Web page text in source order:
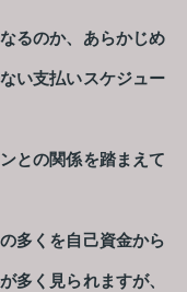
るのか、あらかじめ
い支払いスケジュー
との関係を踏まえて
多くを自己資金から
多く見られますが、